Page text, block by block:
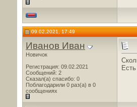
09.02.2021, 17:49
Иванов Иван
Новичок
Регистрация: 09.02.2021
Сообщений: 2
Сказал(а) спасибо: 0
Поблагодарили 0 раз(а) в 0
сообщениях